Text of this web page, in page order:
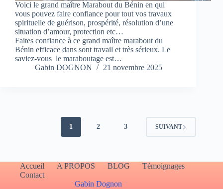
Voici le grand maître Marabout du Bénin en qui
vous pouvez faire confiance pour tout vos travaux
spirituelle de guérison, prospérité, résolution d’une
situation d’amour, protection etc…
Faites confiance à ce grand maître marabout du
Bénin efficace dans sont travail et très sérieux. Le
saviez-vous le maraboutage est…
Gabin DOGNON
21 novembre 2025
1 2 3 SUIVANT
Accueil A PROPOS BLOG
Témoignages
Contact
Gabin Dognon